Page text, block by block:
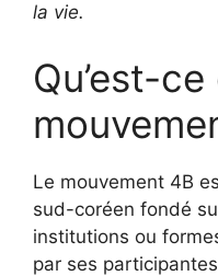
la vie.
Qu’est-
Le mouvement 4B
sud-coréen fondé
institutions ou
par ses